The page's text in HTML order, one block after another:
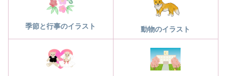
季節と行事のイラスト 動物のイラスト